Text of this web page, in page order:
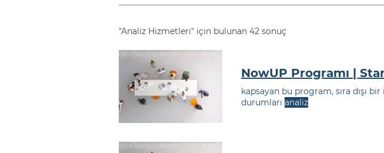
"Analiz Hizmetleri" için bulunan 42 sonuç
NowUP Programı |
kapsayan bu program, sıra dışı
durumları analiz